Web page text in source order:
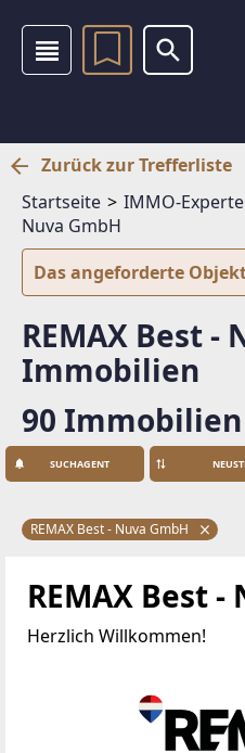
Zurück zur Trefferliste
Startseite
IMMO-
Nuva GmbH
Das angeforderte
REMAX Best -
Immobilien
90 Immobilien
SUCHAGENT
REMAX Best - Nuva GmbH
REMAX Best -
Herzlich Willkommen!